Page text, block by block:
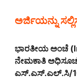
ಅರ್ಜಿಯನ್ನು
ಭಾರತೀಯ ಅಂಚೆ
ನೇಮಕಾತಿ
ಎಸ್.ಎಸ್.ಎಲ್.ಸಿ/